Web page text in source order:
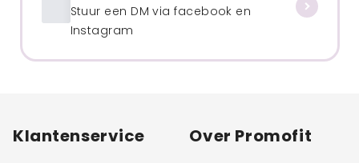
Stuur een DM via facebook en
Instagram
Klantenservice Over Promofit